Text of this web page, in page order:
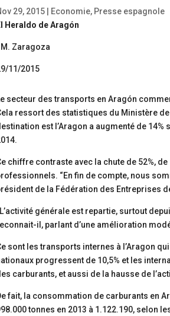
29, 2015 Economie, Presse espagnole
Heraldo de Aragón
Zaragoza
11/2015
secteur des transports en Aragón
ressort des statistiques du Ministère
est l’Aragon a augmenté de
chiffre contraste avec la chute de 52%,
“En fin de compte, nous
de la Fédération des Entreprises
générale est repartie, surtout
il, parlant d’une amélioration
sont les transports internes à l’Aragon
progressent de 10,5% et les
carburants, et aussi de la hausse de
fait, la consommation de carburants en
tonnes en 2013 à 1.122.190, selon